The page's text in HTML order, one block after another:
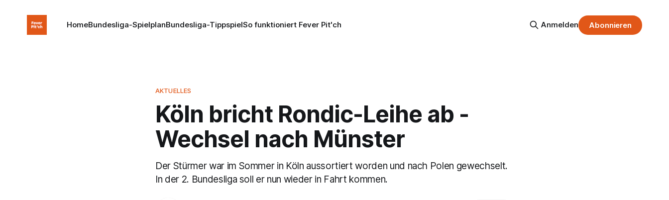
HomeBundesliga-SpielplanBundesliga-TippspielSo funktioniert Fever Pit'ch Anmelden Abonnieren
AKTUELLES
Köln bricht Rondic-Leihe ab -
Wechsel nach Münster
Der Stürmer war im Sommer in Köln aussortiert worden und nach Polen gewechselt.
In der 2. Bundesliga soll er nun wieder in Fahrt kommen.